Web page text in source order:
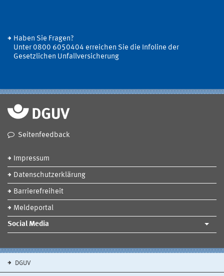
Haben Sie Fragen?
Unter 0800 6050404 erreichen Sie die Infoline der
Gesetzlichen Unfallversicherung
Seitenfeedback
Impressum
Datenschutzerklärung
Barrierefreiheit
Meldeportal
Social Media
DGUV